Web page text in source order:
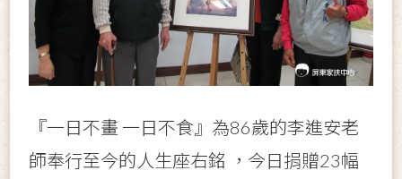
『一日不畫 一日不食』為86歲的李進安老
師奉行至今的人生座右銘 ，今日捐贈23幅